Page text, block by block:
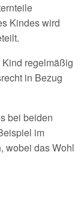
Kindes wird
regelmäßig
in Bezug
bei beiden
im
wobei das Wohl